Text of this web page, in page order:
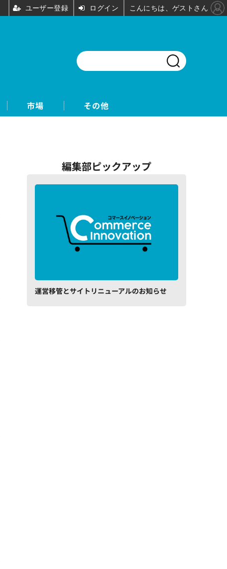
市場 その他
編集部ピックアップ
運営移管とサイトリニューアルのお知らせ
ユーザー登録 ログイン こんにちは、ゲストさん